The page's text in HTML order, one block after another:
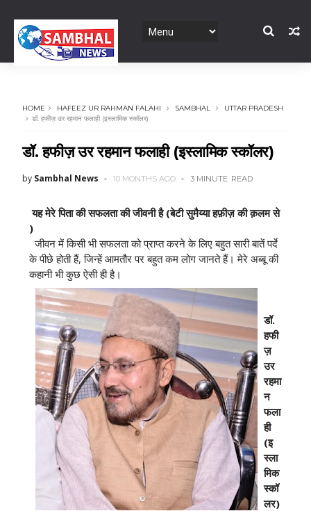
HOME HAFEEZ UR RAHMAN FALAHI SAMBHAL
UTTAR PRADESH
डॉ. हफीज़ उर रहमान फलाही (इस्लामिक स्कॉलर)
डॉ. हफीज़ उर रहमान फलाही (इस्लामिक स्कॉलर)
by Sambhal News 10 MONTHS AGO 3 MINUTE READ
यह मेरे पिता की सफलता की जीवनी है (बेटी सुमैय्या हफ़ीज़ की क़लम से
)
जीवन में किसी भी सफलता को प्राप्त करने के लिए बहुत सारी बातें पर्दे
के पीछे होती हैं, जिन्हें आमतौर पर बहुत कम लोग जानते हैं। मेरे अब्बू की
कहानी भी कुछ ऐसी ही है।
डॉ.
हफी
ज़
उर
रहमा
न
फला
ही
(इ
स्ला
मिक
स्कॉ
लर)